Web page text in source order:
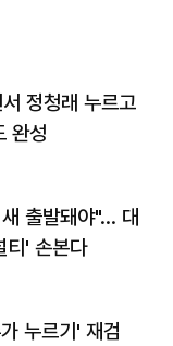
정청래 누르고
완성
출발돼야"… 대
티' 손본다
누르기' 재검